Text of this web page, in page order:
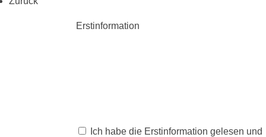
Erstinformation
Ich habe die Erstinformation gelesen und